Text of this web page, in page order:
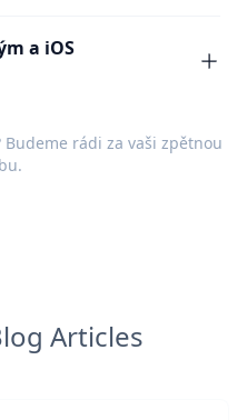
a iOS
rádi za vaši zpětnou
.
Articles